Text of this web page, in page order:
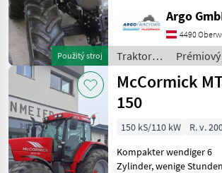
X7.624
MARKETPLACE
Marketplace
Nabídky
prodejců
Inzeráty
Použitý stroj
Bauweise und
auszeichnet. Dieses
aus dem Baujahr 2013 ist
mit ei
Argo
4490
Traktory /
McCormick
McCormick
150
150 kS/110 kW R. v.
Kompakter wendiger 6
Zylinder, wenige Stunden